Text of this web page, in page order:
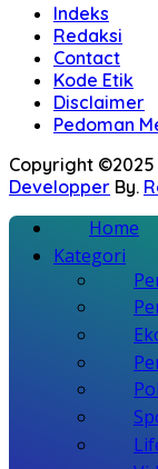
Indeks
Redaksi
Contact
Kode Etik
Disclaimer
Pedoman
Copyright ©2025
Developper By.
Home
Kategori